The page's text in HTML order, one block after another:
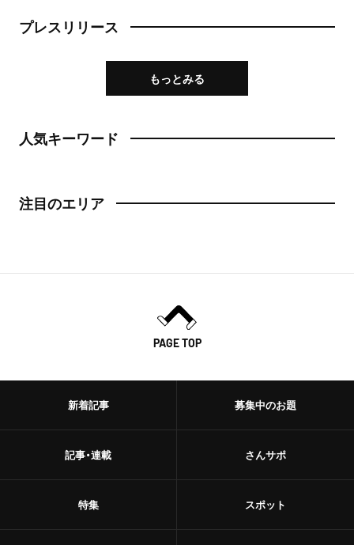
プレスリリース
もっとみる
人気キーワード
注目のエリア
PAGE TOP
新着記事
記事・連載
特集
募集中のお題
さんサポ
スポット